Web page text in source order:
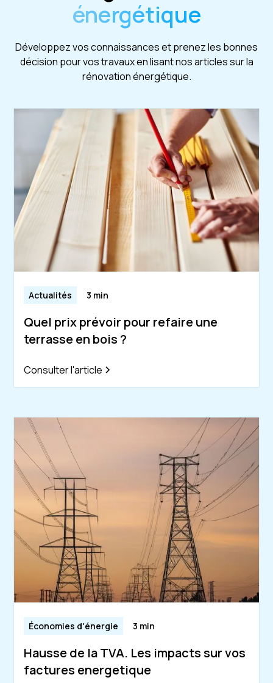
énergétique
Développez vos connaissances et prenez les bonnes
décision pour vos travaux en lisant nos articles sur la
rénovation énergétique.
Actualités 3 min
Quel prix prévoir pour refaire une
terrasse en bois ?
Consulter l'article
Économies d'énergie 3 min
Hausse de la TVA. Les impacts sur vos
factures energetique